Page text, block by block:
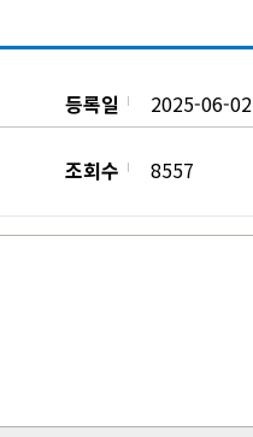
등록일 2025-06-02
조회수 8557